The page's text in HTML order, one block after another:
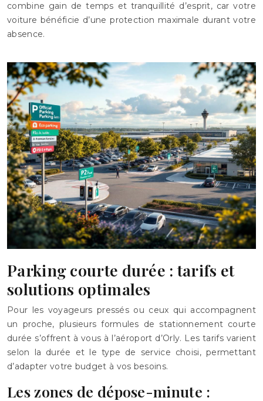
combine gain de temps et tranquillité d’esprit, car votre
voiture bénéficie d’une protection maximale durant votre
absence.
Parking courte durée : tarifs et
solutions optimales
Pour les voyageurs pressés ou ceux qui accompagnent
un proche, plusieurs formules de stationnement courte
durée s’offrent à vous à l’aéroport d’Orly. Les tarifs varient
selon la durée et le type de service choisi, permettant
d’adapter votre budget à vos besoins.
Les zones de dépose-minute :